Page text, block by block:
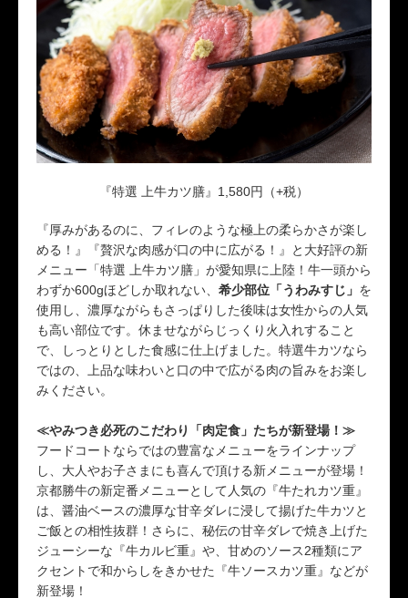
『特選 上牛カツ膳』1,580円（+税）
『厚みがあるのに、フィレのような極上の柔らかさが楽し
める！』『贅沢な肉感が口の中に広がる！』と大好評の新
メニュー「特選 上牛カツ膳」が愛知県に上陸！牛一頭から
わずか600gほどしか取れない、 希少部位「うわみすじ」 を
使用し、濃厚ながらもさっぱりした後味は女性からの人気
も高い部位です。休ませながらじっくり火入れすること
で、しっとりとした食感に仕上げました。特選牛カツなら
ではの、上品な味わいと口の中で広がる肉の旨みをお楽し
みください。
≪やみつき必死のこだわり「肉定食」たちが新登場！≫
フードコートならではの豊富なメニューをラインナップ
し、大人やお子さまにも喜んで頂ける新メニューが登場！
京都勝牛の新定番メニューとして人気の『牛たれカツ重』
は、醤油ベースの濃厚な甘辛ダレに浸して揚げた牛カツと
ご飯との相性抜群！さらに、秘伝の甘辛ダレで焼き上げた
ジューシーな『牛カルビ重』や、甘めのソース2種類にア
クセントで和からしをきかせた『牛ソースカツ重』などが
新登場！